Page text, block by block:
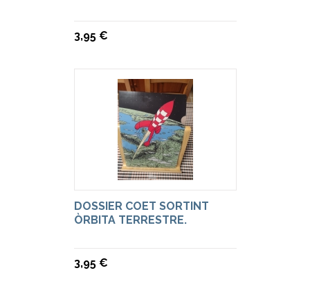
3,95 €
DOSSIER COET SORTINT
ÒRBITA TERRESTRE.
3,95 €